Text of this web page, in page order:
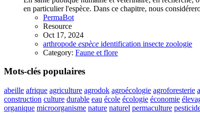
en particulier l'espèce. Dans ce chapitre, nous
PermaBot
Resource
Oct 17, 2024
arthropode espèce identification insecte zoologie
Category: Faune et flore
Mots-clés populaires
abeille afrique agriculture agrodok agroécologie agroforesterie
construction culture durable eau école écologie économie
organique microorganisme nature naturel permaculture